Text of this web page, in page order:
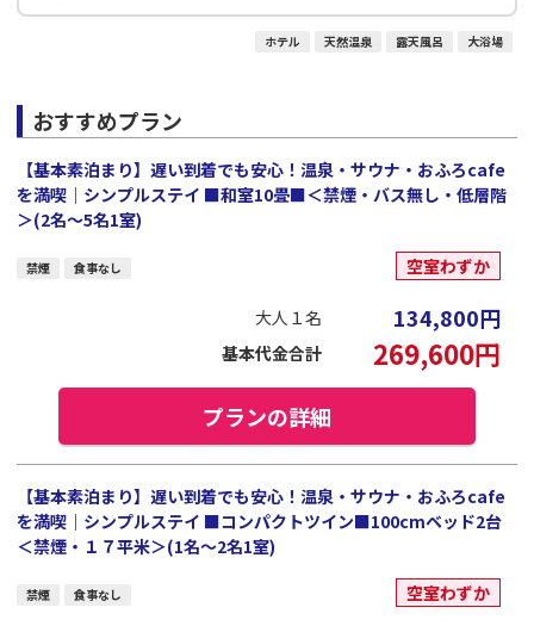
ホテル 天然温泉 露天風呂 大浴場
おすすめプラン
【基本素泊まり】遅い到着でも安心！温泉・サウナ・おふろcafe
を満喫｜シンプルステイ ■和室10畳■＜禁煙・バス無し・低層階
＞(2名～5名1室)
禁煙 食事なし 空室わずか
大人１名 134,800円
基本代金合計 269,600円
プランの詳細
【基本素泊まり】遅い到着でも安心！温泉・サウナ・おふろcafe
を満喫｜シンプルステイ ■コンパクトツイン■100cmベッド2台
＜禁煙・１７平米＞(1名～2名1室)
禁煙 食事なし 空室わずか